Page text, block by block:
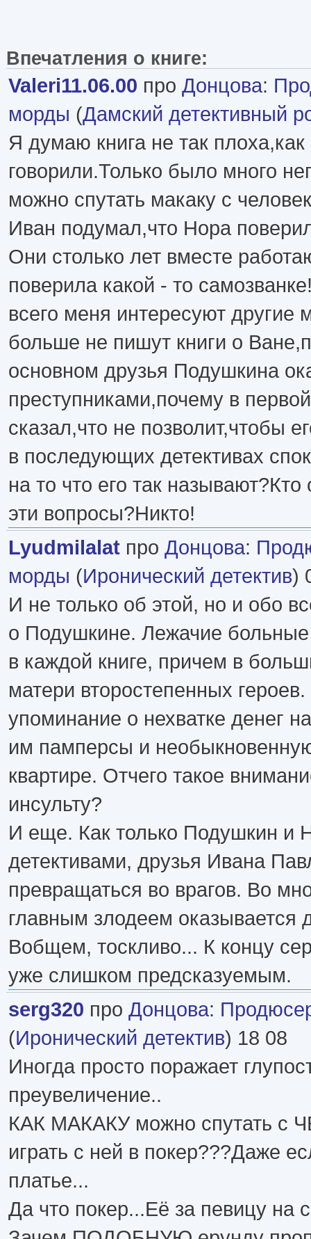
Впечатления о книге:
Valeri11.06.00 про Донцова:
морды (Дамский детективный
Я думаю книга не так плоха,как
говорили.Только было много
можно спутать макаку с
Иван подумал,что Нора
Они столько лет вместе
поверила какой - то
всего меня интересуют
больше не пишут книги о
основном друзья Подушкина
преступниками,почему в
сказал,что не позволит,чтобы
в последующих детективах
на то что его так называют?Кто
эти вопросы?Никто!
Lyudmilalat про Донцова:
морды (Иронический детектив)
И не только об этой, но и обо
о Подушкине. Лежачие больные
в каждой книге, причем в
матери второстепенных
упоминание о нехватке денег
им памперсы и
квартире. Отчего такое
инсульту?
И еще. Как только Подушкин и
детективами, друзья Ивана
превращаться во врагов. Во
главным злодеем оказывается
Вобщем, тоскливо... К концу
уже слишком предсказуемым.
serg320 про Донцова:
(Иронический детектив) 18 08
Иногда просто поражает
преувеличение..
КАК МАКАКУ можно спутать с
играть с ней в покер???Даже
платье...
Да что покер...Её за певицу на